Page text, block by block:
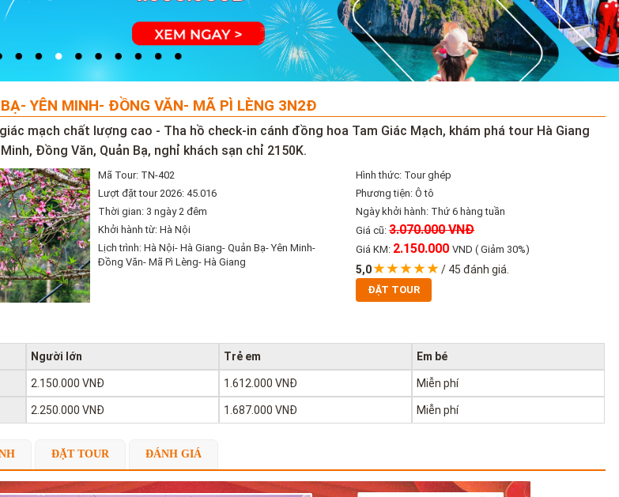
YÊN MINH- ĐỒNG VĂN- MÃ PÌ LÈNG 3N2Đ
mạch chất lượng cao - Tha hồ check-in cánh đồng hoa Tam Giác Mạch, khám phá tour Hà Giang
Đồng Văn, Quản Bạ, nghỉ khách sạn chỉ 2150K.
Mã Tour: TN-402
Lượt đặt tour 2026: 45.016
Thời gian: 3 ngày 2 đêm
Khởi hành từ: Hà Nội
Lịch trình: Hà Nội- Hà Giang- Quản Bạ- Yên Minh-
Đồng Văn- Mã Pì Lèng- Hà Giang
Hình thức: Tour ghép
Phương tiện: Ô tô
Ngày khởi hành: Thứ 6 hàng tuần
Giá cũ:3.070.000 VNĐ
Giá KM: 2.150.000VND ( Giảm 30%)
5,0 / 45 đánh giá.
ĐẶT TOUR
Người lớn Trẻ em Em bé
2.150.000 VNĐ 1.612.000 VNĐ Miễn phí
2.250.000 VNĐ 1.687.000 VNĐ Miễn phí
ĐẶT TOUR ĐÁNH GIÁ